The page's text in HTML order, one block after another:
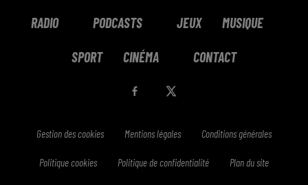
RADIO PODCASTS JEUX MUSIQUE
SPORT CINÉMA CONTACT
Gestion des cookies Mentions légales Conditions générales
Politique cookies Politique de confidentialité Plan du site